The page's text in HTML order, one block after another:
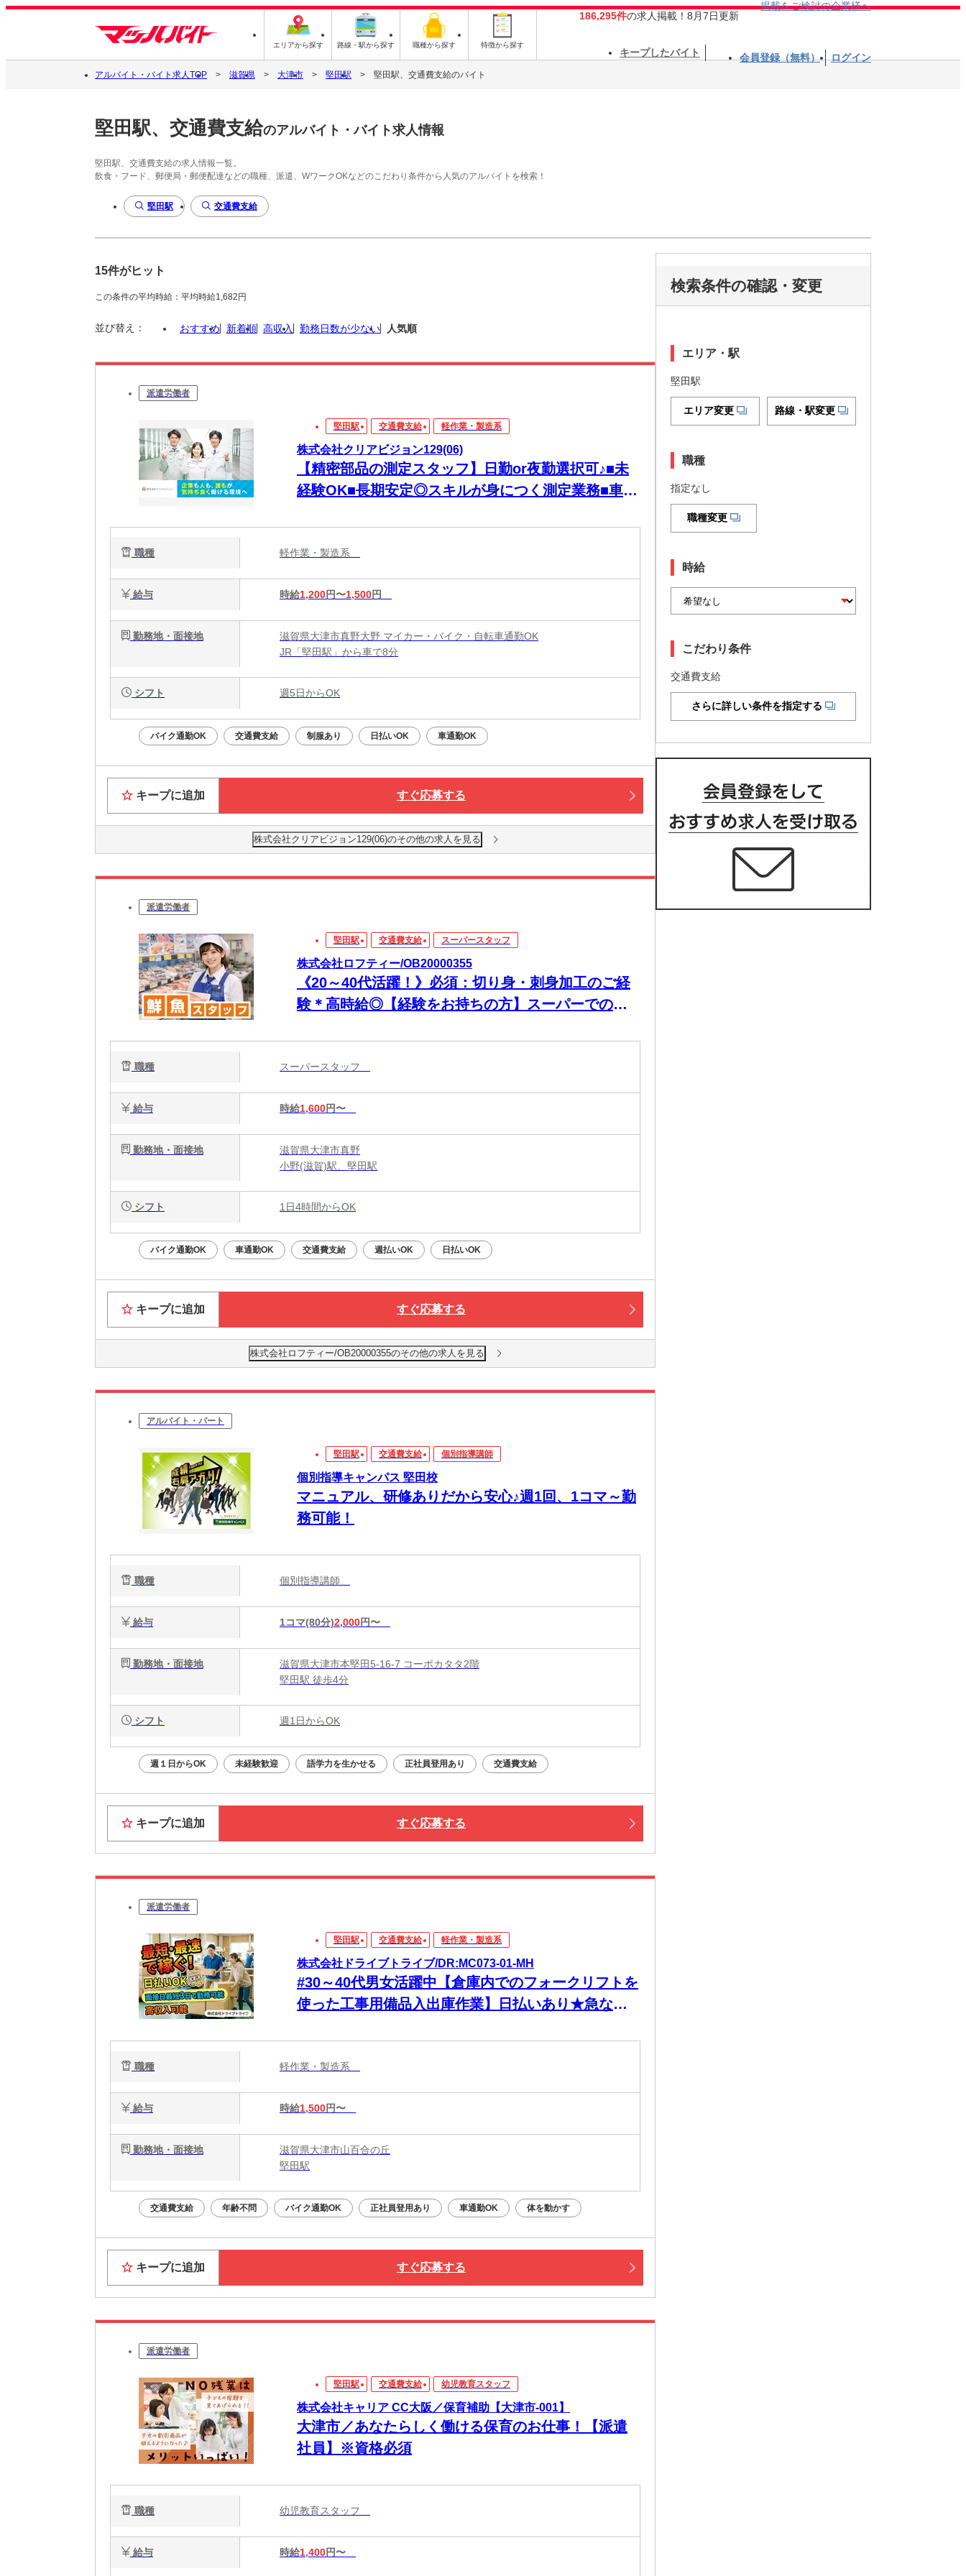
エリアから探す 路線・駅から探す 職種から探す 特徴から探す
186,295件の求人掲載！8月7日更新
掲載をご検討の企業様へ
キープしたバイト 会員登録（無料） ログイン
アルバイト・バイト求人TOP 滋賀県 大津市 堅田駅 堅田駅、交通費支給のバイト
堅田駅、交通費支給のアルバイト・バイト求人情報
堅田駅、交通費支給の求人情報一覧。
飲食・フード、郵便局・郵便配達などの職種、派遣、WワークOKなどのこだわり条件から人気のアルバイトを検索！
堅田駅 交通費支給
15件がヒット
この条件の平均時給：平均時給1,682円
並び替え： おすすめ 新着順 高収入 勤務日数が少ない 人気順
派遣労働者
堅田駅 交通費支給 軽作業・製造系
株式会社クリアビジョン129(06)
【精密部品の測定スタッフ】日勤or夜勤選択可♪■未
経験OK■長期安定◎スキルが身につく測定業務■車通
職種 軽作業・製造系
給与 時給1,200円〜1,500円
勤務地・面接地
滋賀県大津市真野大野 マイカー・バイク・自転車通勤OK
JR「堅田駅」から車で8分
シフト 週5日からOK
バイク通勤OK 交通費支給 制服あり 日払いOK 車通勤OK
キープに追加 すぐ応募する
株式会社クリアビジョン129(06)のその他の求人を見る
派遣労働者
堅田駅 交通費支給 スーパースタッフ
株式会社ロフティー/OB20000355
《20～40代活躍！》必須：切り身・刺身加工のご経
験＊高時給◎【経験をお持ちの方】スーパーでの鮮
職種 スーパースタッフ
給与 時給1,600円〜
勤務地・面接地
滋賀県大津市真野
小野(滋賀)駅、堅田駅
シフト 1日4時間からOK
バイク通勤OK 車通勤OK 交通費支給 週払いOK 日払いOK
キープに追加 すぐ応募する
株式会社ロフティー/OB20000355のその他の求人を見る
アルバイト・パート
堅田駅 交通費支給 個別指導講師
個別指導キャンパス 堅田校
マニュアル、研修ありだから安心♪週1回、1コマ～勤
務可能！
職種 個別指導講師
給与 1コマ(80分)2,000円〜
勤務地・面接地
滋賀県大津市本堅田5-16-7 コーポカタタ2階
堅田駅 徒歩4分
シフト 週1日からOK
週１日からOK 未経験歓迎 語学力を生かせる 正社員登用あり 交通費支給
キープに追加 すぐ応募する
派遣労働者
堅田駅 交通費支給 軽作業・製造系
株式会社ドライブトライブ/DR:MC073-01-MH
#30～40代男女活躍中【倉庫内でのフォークリフトを
使った工事用備品入出庫作業】日払いあり★急な出
職種 軽作業・製造系
給与 時給1,500円〜
勤務地・面接地
滋賀県大津市山百合の丘
堅田駅
交通費支給 年齢不問 バイク通勤OK 正社員登用あり 車通勤OK 体を動かす
キープに追加 すぐ応募する
派遣労働者
堅田駅 交通費支給 幼児教育スタッフ
株式会社キャリア CC大阪／保育補助【大津市-001】
大津市／あなたらしく働ける保育のお仕事！【派遣
社員】※資格必須
職種 幼児教育スタッフ
給与 時給1,400円〜
検索条件の確認・変更
エリア・駅
堅田駅
エリア変更 路線・駅変更
職種
指定なし
職種変更
時給
こだわり条件
交通費支給
さらに詳しい条件を指定する